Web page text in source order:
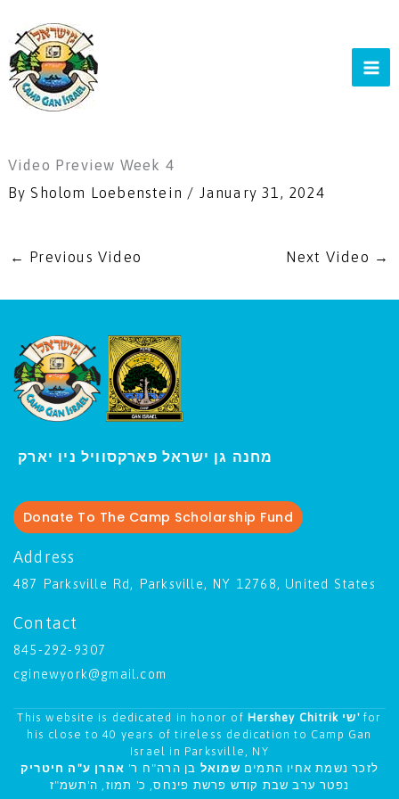
to
content
Video Preview Week 4
By Sholom Loebenstein / January 31, 2024
← Previous Video Next Video →
מחנה גן ישראל פארקסוויל ני
Donate To The Camp Scholarship Fund
Address
487 Parksville Rd, Parksville, NY 12768, United States
Contact
845-292-9307
cginewyork@gmail.com
This website is dedicated in honor of Hershey Chitrik שי' for
his close to 40 years of tireless dedication to Camp Gan
Israel in Parksville, NY
לזכר נשמת אחיו התמים שמואל בן הרה"ח ר' אהרן ע"ה חיטריק
נפטר ערב שבת קודש פרשת פינחס, כ' תמוז, ה'תשמ"ז